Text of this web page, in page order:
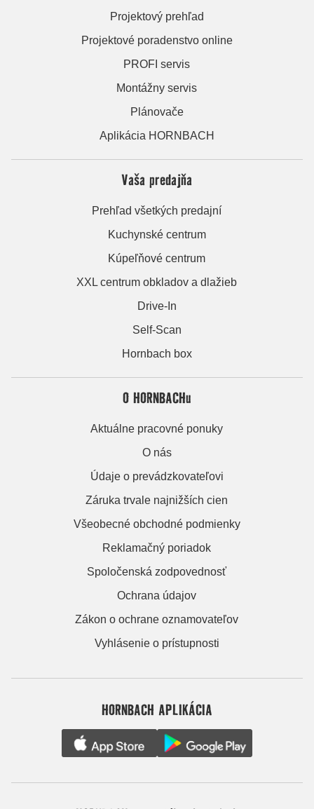
Projektový prehľad
Projektové poradenstvo online
PROFI servis
Montážny servis
Plánovače
Aplikácia HORNBACH
Vaša predajňa
Prehľad všetkých predajní
Kuchynské centrum
Kúpeľňové centrum
XXL centrum obkladov a dlažieb
Drive-In
Self-Scan
Hornbach box
O HORNBACHu
Aktuálne pracovné ponuky
O nás
Údaje o prevádzkovateľovi
Záruka trvale najnižších cien
Všeobecné obchodné podmienky
Reklamačný poriadok
Spoločenská zodpovednosť
Ochrana údajov
Zákon o ochrane oznamovateľov
Vyhlásenie o prístupnosti
HORNBACH APLIKÁCIA